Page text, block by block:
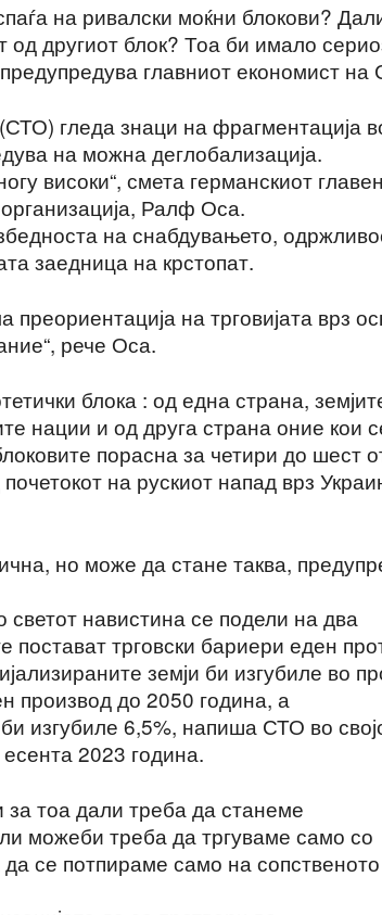
на ривалски моќни блокови?
од другиот блок? Тоа би имало
главниот економист
гледа знаци на фрагментација
на можна деглобализација.
високи“, смета германскиот главен
Ралф Оса.
на снабдувањето,
заедница на крстопат.
преориентација на трговијата врз
рече Оса.
блока : од една страна,
нации и од друга страна оние кои
порасна за четири до шест
на рускиот напад врз
но може да стане таква,
навистина се подели на два
постават трговски бариери еден
земји би изгубиле во
производ до 2050 година, а
изгубиле 6,5%, напиша СТО во
есента 2023 година.
тоа дали треба да станеме
можеби треба да тргуваме само со
да се потпираме само на сопственото